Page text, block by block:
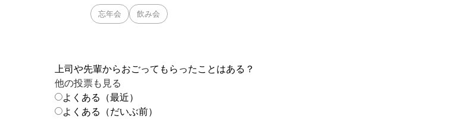
忘年会 飲み会
上司や先輩からおごってもらったことはある？
他の投票も見る
よくある（最近）
よくある（だいぶ前）